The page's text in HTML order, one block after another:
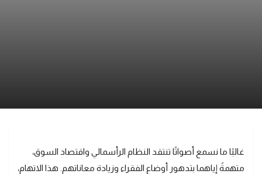
غالبًا ما نسمع أصواتًا تنتقد النظام الرأسمالي واقتصاد السوق،
متهمةً إياهما بتدهور أوضاع الفقراء وزيادة معاناتهم. هذا الاتهام،